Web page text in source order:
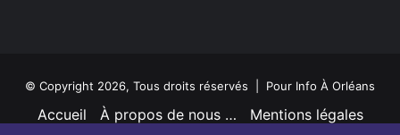
© Copyright 2026, Tous droits réservés | Pour Info À Orléans
Accueil À propos de nous …
Mentions légales